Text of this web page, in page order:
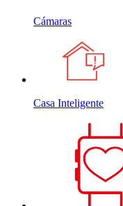
Cámaras
Casa Inteligente